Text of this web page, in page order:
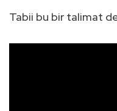
Tabii bu bir talimat